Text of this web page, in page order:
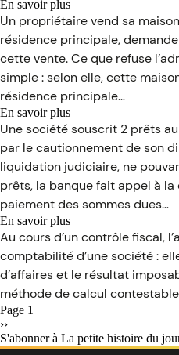
d’objectif,
pas
de
prime…
En savoir plus
sur
C’est
l’histoire
d’un
propriétaire
qui
vend
sa
résidence
principale…
qu’il
n’a
jamais
occupée…
Un propriétaire vend sa
résidence principale,
cette vente. Ce que refuse
simple : selon elle, cette
résidence principale…
En savoir plus
sur
C’est
l’histoire
d’un
dirigeant
pour
qui
tout
est
une
affaire
de
proportion…
Une société souscrit 2 prêts
par le cautionnement de son
liquidation judiciaire, ne
prêts, la banque fait appel à
paiement des sommes dues…
En savoir plus
sur
l’histoire
d’une
société
qui
invite
l’administration
fiscale
Au cours d’un contrôle fiscal,
comptabilité d’une société :
d’affaires et le résultat
méthode de calcul
Page 1
Page
suivante
››
S'abonner à La petite histoire du